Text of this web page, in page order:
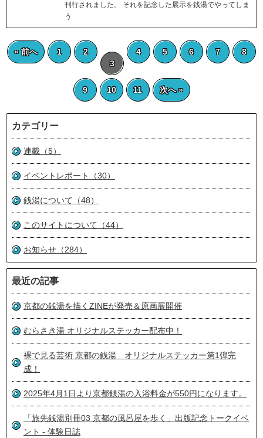
刊行されました。 それを記念した展示を銭湯でやってしま
う
« 前へ 1
2
3
4 5 6 7 8
9 10 11 次へ »
カテゴリー
連載（5）
イベントレポート（30）
銭湯について（48）
このサイトについて（44）
お知らせ（284）
最近の記事
京都の銭湯を描くZINEが発売＆原画展開催
むらさき湯 オリジナルステッカー配布中！
裸で見る芸術 京都の銭湯 オリジナルステッカー第1弾完
成！
2025年4月1日より京都銭湯の入浴料金が550円になります。
「旅先銭湯別冊03 京都の風呂屋を歩く」出版記念トークイベ
ント - 体験日誌